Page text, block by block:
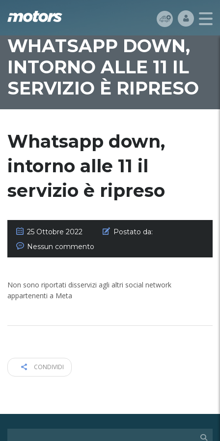
WHATSAPP DOWN,
INTORNO ALLE 11 IL
SERVIZIO È RIPRESO
Whatsapp down,
intorno alle 11 il
servizio è ripreso
25 Ottobre 2022
Postato da:
Nessun commento
Non sono riportati disservizi agli altri social network
appartenenti a Meta
CONDIVIDI